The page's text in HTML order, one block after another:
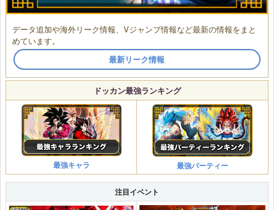
データ追加や海外リーク情報、Vジャンプ情報など最新の情報をまと
めています。
最新リーク情報
ドッカン最強ランキング
最強キャラ 最強パーティー
注目イベント